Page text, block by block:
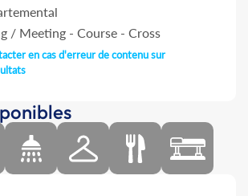
/ Meeting - Course - Cross
en cas d'erreur de contenu sur